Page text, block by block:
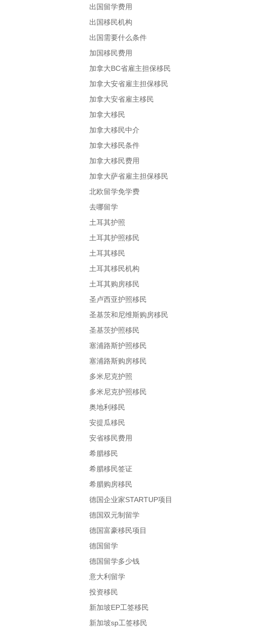
出国留学费用
出国移民机构
出国需要什么条件
加国移民费用
加拿大BC省雇主担保移民
加拿大安省雇主担保移民
加拿大安省雇主移民
加拿大移民
加拿大移民中介
加拿大移民条件
加拿大移民费用
加拿大萨省雇主担保移民
北欧留学免学费
去哪留学
土耳其护照
土耳其护照移民
土耳其移民
土耳其移民机构
土耳其购房移民
圣卢西亚护照移民
圣基茨和尼维斯购房移民
圣基茨护照移民
塞浦路斯护照移民
塞浦路斯购房移民
多米尼克护照
多米尼克护照移民
奥地利移民
安提瓜移民
安省移民费用
希腊移民
希腊移民签证
希腊购房移民
德国企业家STARTUP项目
德国双元制留学
德国富豪移民项目
德国留学
德国留学多少钱
意大利留学
投资移民
新加坡EP工签移民
新加坡sp工签移民